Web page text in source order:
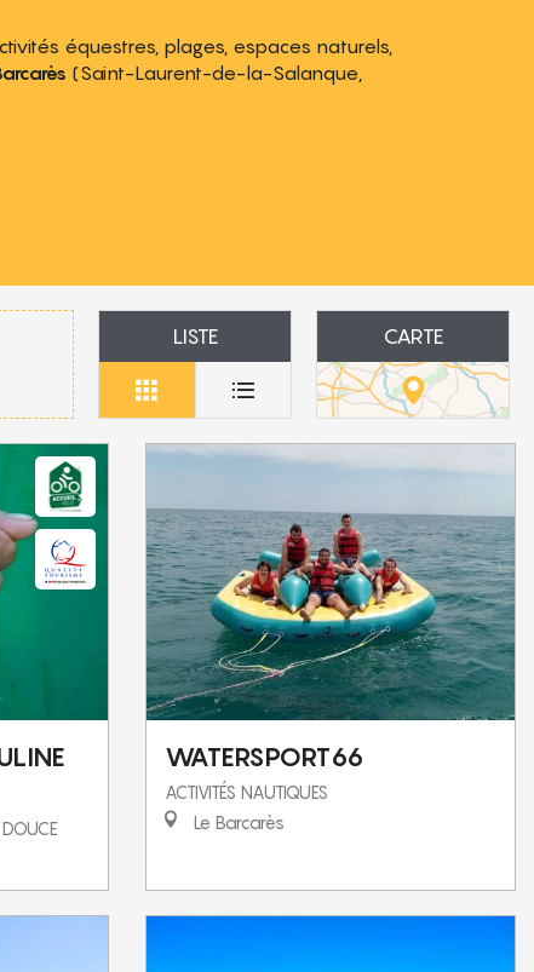
équestres, plages, espaces naturels,
(Saint-Laurent-de-la-Salanque,
LISTE CARTE
WATERSPORT66
ACTIVITÉS NAUTIQUES
Le Barcarès